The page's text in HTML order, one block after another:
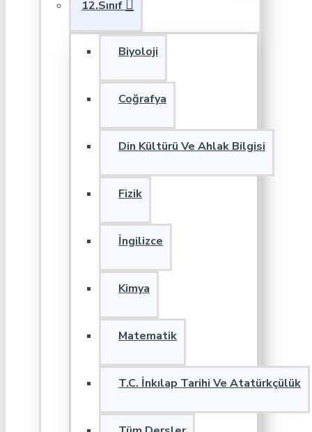
12.Sınıf
Biyoloji
Coğrafya
Din Kültürü Ve Ahlak Bilgisi
Fizik
İngilizce
Kimya
Matematik
T.C. İnkılap Tarihi Ve Atatürkçülük